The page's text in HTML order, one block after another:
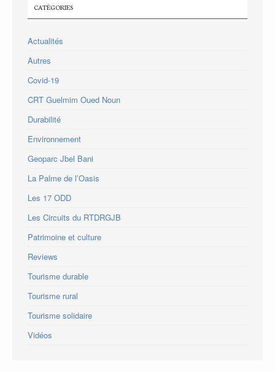
CATÉGORIES
Actualités
Autres
Covid-19
CRT Guelmim Oued Noun
Durabilité
Environnement
Geoparc Jbel Bani
La Palme de l’Oasis
Les 17 ODD
Les Circuits du RTDRGJB
Patrimoine et culture
Reviews
Tourisme durable
Tourisme rural
Tourisme solidaire
Vidéos